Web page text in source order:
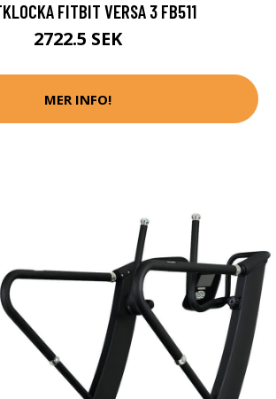
FITBIT VERSA 3 FB511
2722.5 SEK
MER INFO!